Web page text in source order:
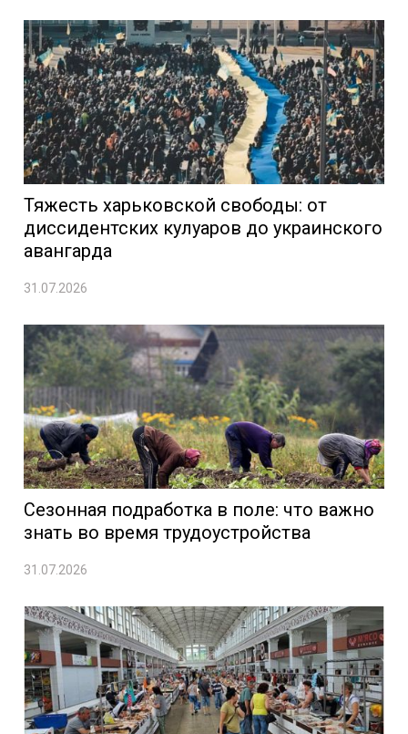
Тяжесть харьковской свободы: от
диссидентских кулуаров до украинского
авангарда
31.07.2026
Сезонная подработка в поле: что важно
знать во время трудоустройства
31.07.2026